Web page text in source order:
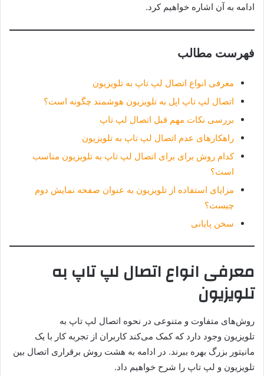
ادامه به آن اشاره خواهیم کرد.
فهرست مطالب
معرفی انواع اتصال لپ تاپ به تلویزیون
اتصال لپ تاپ اپل به تلویزیون هوشمند چگونه است؟
بررسی نکات مهم قبل اتصال لپ تاپ
راهکارهای عدم اتصال لپ تاپ به تلویزیون
کدام روش برای برای اتصال لپ تاپ به تلویزیون مناسب
است؟
مزایای استفاده از تلویزیون به عنوان صفحه نمایش دوم
چیست؟
سخن پایانی
معرفی انواع اتصال لپ تاپ به
تلویزیون
روش‌های متفاوت و متنوعی در نحوه اتصال لپ تاپ به
تلویزیون وجود دارد که کمک می‌کند کاربران از تجربه کار با یک
مانیتور بزرگ بهره ببرند. در ادامه به هشت روش برقراری اتصال بین
تلویزیون و لپ تاپ را شرح خواهیم داد.